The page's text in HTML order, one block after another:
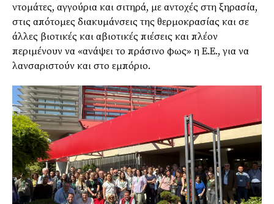
ντομάτες, αγγούρια και σιτηρά, με αντοχές στη ξηρασία,
στις απότομες διακυμάνσεις της θερμοκρασίας και σε
άλλες βιοτικές και αβιοτικές πιέσεις και πλέον
περιμένουν να «ανάψει το πράσινο φως» η Ε.Ε., για να
λανσαριστούν και στο εμπόριο.